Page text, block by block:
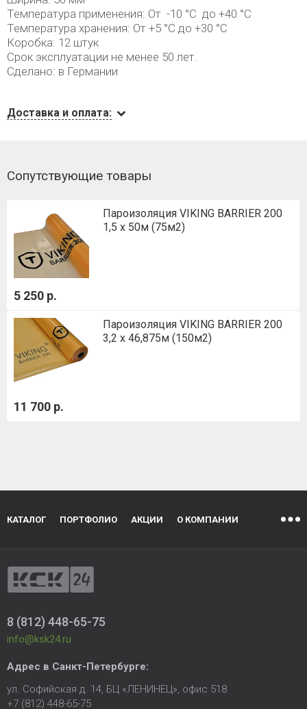
Температура применения: От -10 °С до +40 °С
Температура хранения: От +5 °С до +30 °С
Коробка: 12 штук
Срок эксплуатации не менее 50 лет.
Сделано: в Германии
Доставка и оплата:
Сопутствующие товары
Пароизоляция VIKING BARRIER 200
1,5 х 50м (75м2)
5 250 р.
Пароизоляция VIKING BARRIER 200
3,2 х 46,875м (150м2)
11 700 р.
КАТАЛОГ ПОРТФОЛИО АКЦИИ О КОМПАНИИ
8 (812) 448-65-75
info@ksk24.ru
Адрес в Санкт-Петербурге:
ул. Софийская д. 14, БЦ «ЛЕНИНЕЦ», офис 518
+7 (812) 448-65-75